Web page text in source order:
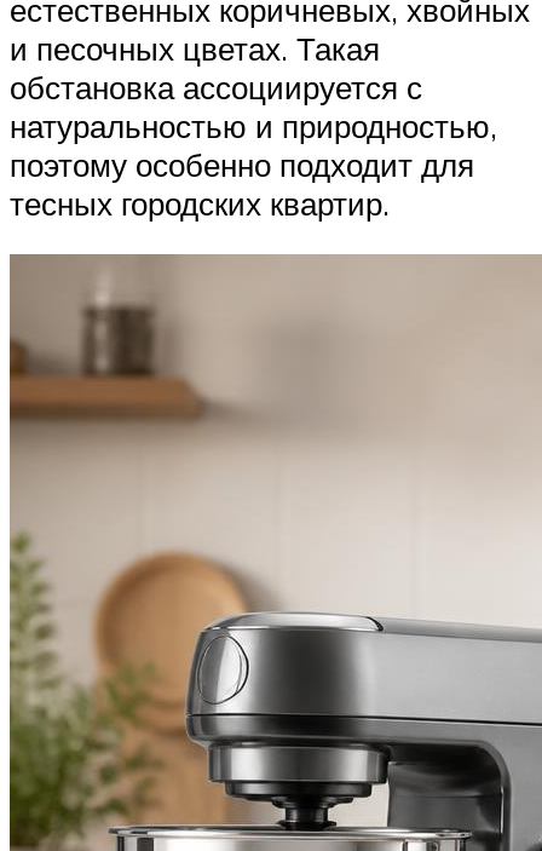
естественных коричневых, хвойных
и песочных цветах. Такая
обстановка ассоциируется с
натуральностью и природностью,
поэтому особенно подходит для
тесных городских квартир.